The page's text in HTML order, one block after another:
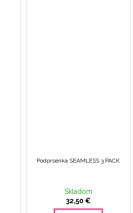
Podprsenka SEAMLESS 3 PACK
Skladom
32,50 €